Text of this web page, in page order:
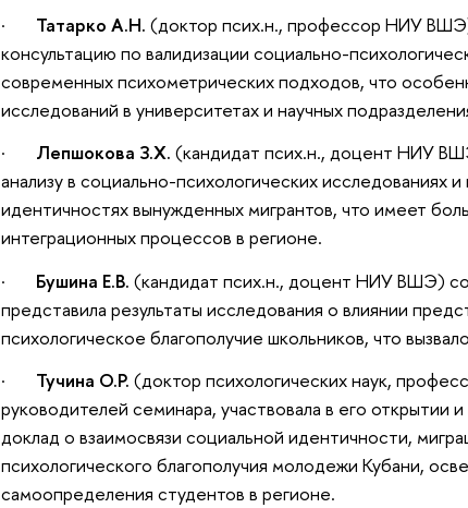
· Татарко А.Н. (доктор псих.н., профессор НИУ
консультацию по валидизации социально-
современных психометрических подходов, что
исследований в университетах и научных
· Лепшокова З.Х. (кандидат псих.н., доцент НИУ
анализу в социально-психологических исследованиях
идентичностях вынужденных мигрантов, что имеет
интеграционных процессов в регионе.
· Бушина Е.В. (кандидат псих.н., доцент НИУ ВШЭ)
представила результаты исследования о влиянии
психологическое благополучие школьников, что
· Тучина О.Р. (доктор психологических наук,
руководителей семинара, участвовала в его открытии
доклад о взаимосвязи социальной идентичности,
психологического благополучия молодежи Кубани,
самоопределения студентов в регионе.